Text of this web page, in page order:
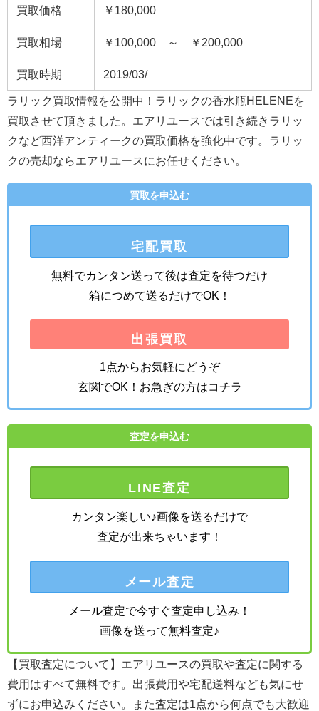
買取価格 ￥180,000
買取相場 ￥100,000 ～ ￥200,000
買取時期 2019/03/
ラリック買取情報を公開中！ラリックの香水瓶HELENEを
買取させて頂きました。エアリユースでは引き続きラリッ
クなど西洋アンティークの買取価格を強化中です。ラリッ
クの売却ならエアリユースにお任せください。
買取を申込む
宅配買取
無料でカンタン送って後は査定を待つだけ
箱につめて送るだけでOK！
出張買取
1点からお気軽にどうぞ
玄関でOK！お急ぎの方はコチラ
査定を申込む
LINE査定
カンタン楽しい♪画像を送るだけで
査定が出来ちゃいます！
メール査定
メール査定で今すぐ査定申し込み！
画像を送って無料査定♪
【買取査定について】エアリユースの買取や査定に関する
費用はすべて無料です。出張費用や宅配送料なども気にせ
ずにお申込みください。また査定は1点から何点でも大歓迎